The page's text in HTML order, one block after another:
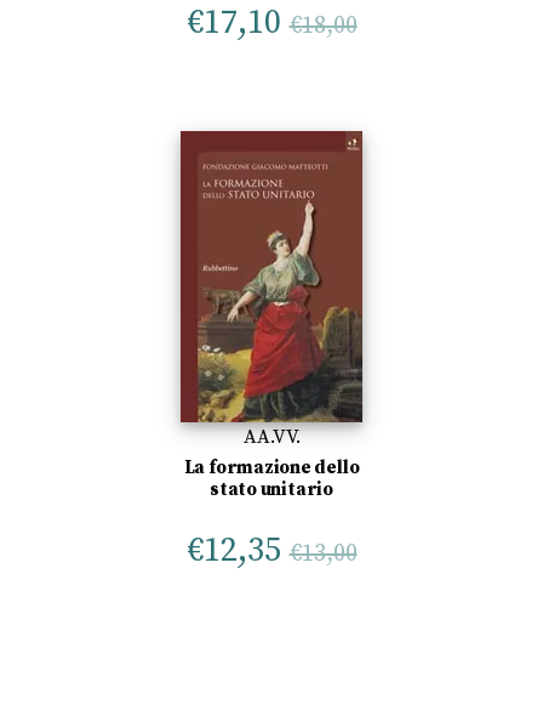
€17,10 €18,00
AA.VV.
La formazione dello
stato unitario
€12,35 €13,00